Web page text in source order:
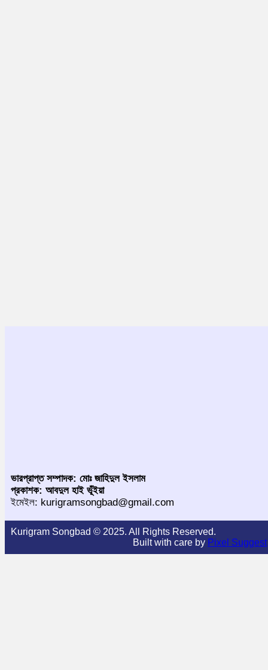
ভারপ্রাপ্ত সম্পাদক: মোঃ জাহিদুল ইসলাম
প্রকাশক: আবদুল হাই ভূঁইয়া
ইমেইল: kurigramsongbad@gmail.com
Kurigram Songbad © 2025. All Rights Reserved.
Built with care by Pixel Suggest